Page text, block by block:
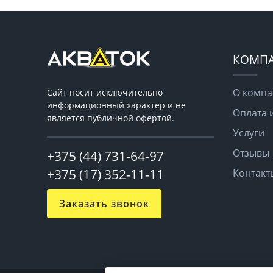
Сайт носит исключительно
информационный характер и не
является публичной офертой.
+375 (44) 731-64-97
+375 (17) 352-11-11
Заказать звонок
О
Оплата
Услуги
Отзывы